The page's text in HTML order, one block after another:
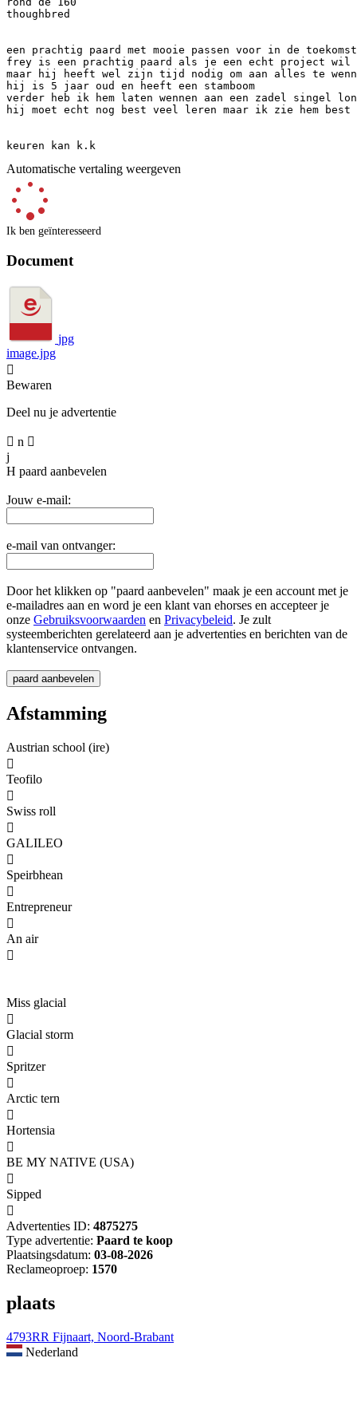
thoughbred
een prachtig paard met mooie passen voor in de toekomst
frey is een prachtig paard als je een echt project wil
maar hij heeft wel zijn tijd nodig om aan alles te
hij is 5 jaar oud en heeft een stamboom
verder heb ik hem laten wennen aan een zadel singel
hij moet echt nog best veel leren maar ik zie hem best
keuren kan k.k
Automatische vertaling weergeven
Ik ben geïnteresseerd
Document
jpg
image.jpg

Bewaren
Deel nu je advertentie
 n 
j
H paard aanbevelen
Jouw e-mail:
e-mail van ontvanger:
Door het klikken op "paard aanbevelen" maak je een account met je
e-mailadres aan en word je een klant van ehorses en accepteer je
onze Gebruiksvoorwaarden en Privacybeleid. Je zult
systeemberichten gerelateerd aan je advertenties en berichten van de
klantenservice ontvangen.
Afstamming
Austrian school (ire)

Teofilo

Swiss roll

GALILEO

Speirbhean

Entrepreneur

An air

Miss glacial

Glacial storm

Spritzer

Arctic tern

Hortensia

BE MY NATIVE (USA)

Sipped

Advertenties ID: 4875275
Type advertentie: Paard te koop
Plaatsingsdatum: 03-08-2026
Reclameoproep: 1570
plaats
4793RR Fijnaart, Noord-Brabant
Nederland